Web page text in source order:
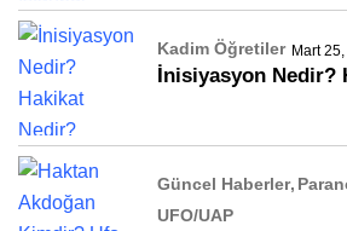
Kadim Öğretiler Mart
İnisiyasyon Nedir?
Güncel Haberler
UFO/UAP